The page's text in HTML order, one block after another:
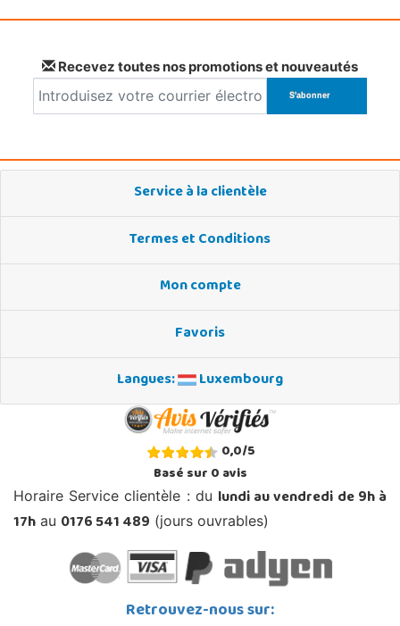
Recevez toutes nos promotions et nouveautés
Service à la clientèle
Termes et Conditions
Mon compte
Favoris
Langues:
Luxembourg
0,0/5
Basé sur0avis
Horaire Service clientèle : du lundi au vendredi de 9h à
17h au 0176 541 489 (jours ouvrables)
Retrouvez-nous sur: